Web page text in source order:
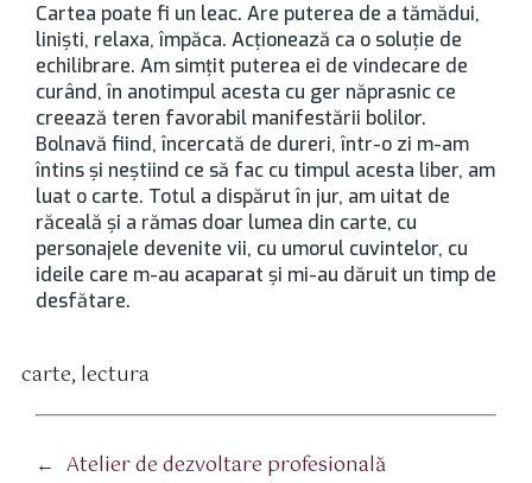
Cartea poate fi un leac. Are puterea de a tămădui,
linişti, relaxa, împăca. Acţionează ca o soluţie de
echilibrare. Am simţit puterea ei de vindecare de
curând, în anotimpul acesta cu ger năprasnic ce
creează teren favorabil manifestării bolilor.
Bolnavă fiind, încercată de dureri, într-o zi m-am
întins şi neştiind ce să fac cu timpul acesta liber, am
luat o carte. Totul a dispărut în jur, am uitat de
răceală şi a rămas doar lumea din carte, cu
personajele devenite vii, cu umorul cuvintelor, cu
ideile care m-au acaparat şi mi-au dăruit un timp de
desfătare.
carte, lectura
← Atelier de dezvoltare profesională